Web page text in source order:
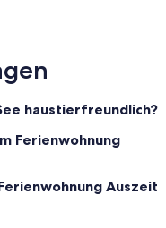
haustierfreundlich?
Ferienwohnung
Auszeit